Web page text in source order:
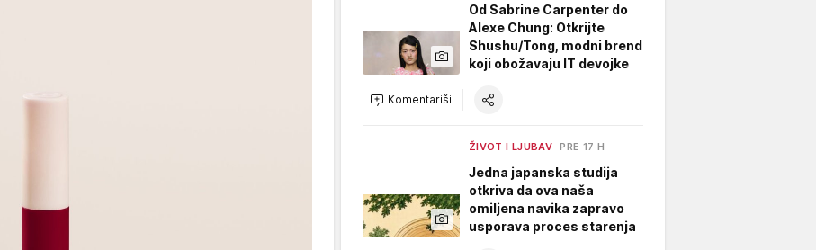
Od Sabrine Carpenter do
Alexe Chung: Otkrijte
Shushu/Tong, modni brend
koji obožavaju IT devojke
Komentariši
ŽIVOT I LJUBAV PRE 17 H
Jedna japanska studija
otkriva da ova naša
omiljena navika zapravo
usporava proces starenja